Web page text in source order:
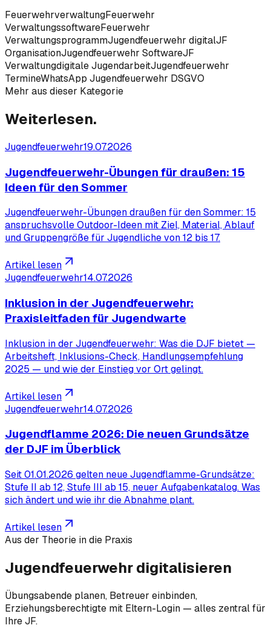
FeuerwehrverwaltungFeuerwehr
VerwaltungssoftwareFeuerwehr
VerwaltungsprogrammJugendfeuerwehr digitalJF
OrganisationJugendfeuerwehr SoftwareJF
Verwaltungdigitale JugendarbeitJugendfeuerwehr
TermineWhatsApp Jugendfeuerwehr DSGVO
Mehr aus dieser Kategorie
Weiterlesen.
Jugendfeuerwehr19.07.2026
Jugendfeuerwehr-Übungen für draußen: 15
Ideen für den Sommer
Jugendfeuerwehr-Übungen draußen für den Sommer: 15
anspruchsvolle Outdoor-Ideen mit Ziel, Material, Ablauf
und Gruppengröße für Jugendliche von 12 bis 17.
Artikel lesen
Jugendfeuerwehr14.07.2026
Inklusion in der Jugendfeuerwehr:
Praxisleitfaden für Jugendwarte
Inklusion in der Jugendfeuerwehr: Was die DJF bietet —
Arbeitsheft, Inklusions-Check, Handlungsempfehlung
2025 — und wie der Einstieg vor Ort gelingt.
Artikel lesen
Jugendfeuerwehr14.07.2026
Jugendflamme 2026: Die neuen Grundsätze
der DJF im Überblick
Seit 01.01.2026 gelten neue Jugendflamme-Grundsätze:
Stufe II ab 12, Stufe III ab 15, neuer Aufgabenkatalog. Was
sich ändert und wie ihr die Abnahme plant.
Artikel lesen
Aus der Theorie in die Praxis
Jugendfeuerwehr digitalisieren
Übungsabende planen, Betreuer einbinden,
Erziehungsberechtigte mit Eltern-Login — alles zentral für
Ihre JF.